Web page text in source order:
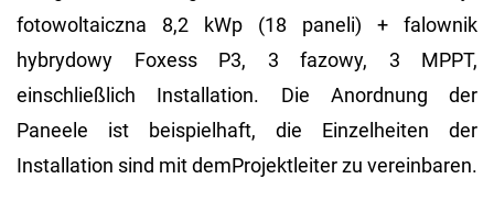
fotowoltaiczna 8,2 kWp (18 paneli) + falownik
hybrydowy Foxess P3, 3 fazowy, 3 MPPT,
einschließlich Installation. Die Anordnung der
Paneele ist beispielhaft, die Einzelheiten der
Installation sind mit demProjektleiter zu vereinbaren.